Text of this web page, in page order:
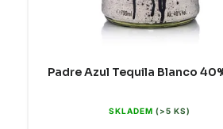
Padre Azul Tequila Blanco
SKLADEM(>5 KS)